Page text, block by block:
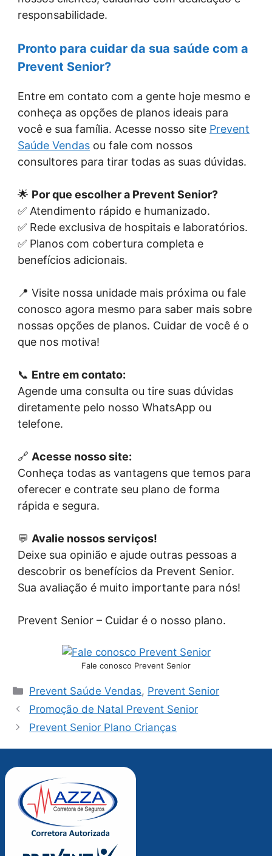
responsabilidade.
Pronto para cuidar da sua saúde com a
Prevent Senior?
Entre em contato com a gente hoje mesmo e
conheça as opções de planos ideais para
você e sua família. Acesse nosso site Prevent
Saúde Vendas ou fale com nossos
consultores para tirar todas as suas dúvidas.
🌟 Por que escolher a Prevent Senior?
✅ Atendimento rápido e humanizado.
✅ Rede exclusiva de hospitais e laboratórios.
✅ Planos com cobertura completa e
benefícios adicionais.
📍 Visite nossa unidade mais próxima ou fale
conosco agora mesmo para saber mais sobre
nossas opções de planos. Cuidar de você é o
que nos motiva!
📞 Entre em contato:
Agende uma consulta ou tire suas dúvidas
diretamente pelo nosso WhatsApp ou
telefone.
🔗 Acesse nosso site:
Conheça todas as vantagens que temos para
oferecer e contrate seu plano de forma
rápida e segura.
💬 Avalie nossos serviços!
Deixe sua opinião e ajude outras pessoas a
descobrir os benefícios da Prevent Senior.
Sua avaliação é muito importante para nós!
Prevent Senior – Cuidar é o nosso plano.
Fale conosco Prevent Senior
Categorias
Prevent Saúde Vendas, Prevent Senior
Promoção de Natal Prevent Senior
Prevent Senior Plano Crianças